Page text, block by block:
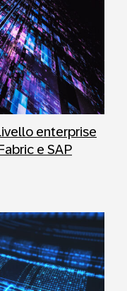
enterprise
e SAP